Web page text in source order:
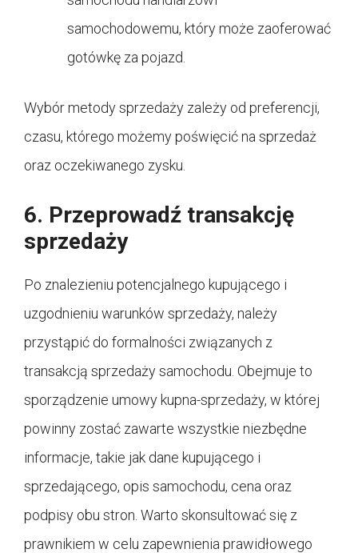
samochodowemu, który może zaoferować
gotówkę za pojazd.
Wybór metody sprzedaży zależy od preferencji,
czasu, którego możemy poświęcić na sprzedaż
oraz oczekiwanego zysku.
6. Przeprowadź transakcję
sprzedaży
Po znalezieniu potencjalnego kupującego i
uzgodnieniu warunków sprzedaży, należy
przystąpić do formalności związanych z
transakcją sprzedaży samochodu. Obejmuje to
sporządzenie umowy kupna-sprzedaży, w której
powinny zostać zawarte wszystkie niezbędne
informacje, takie jak dane kupującego i
sprzedającego, opis samochodu, cena oraz
podpisy obu stron. Warto skonsultować się z
prawnikiem w celu zapewnienia prawidłowego